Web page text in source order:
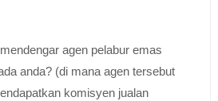
agen pelabur emas
anda? (di mana agen tersebut
komisyen jualan